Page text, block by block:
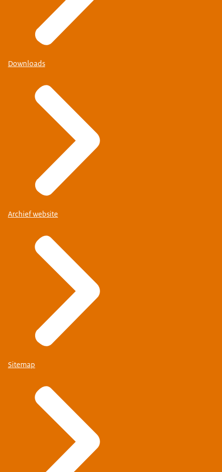
Downloads
Archief website
Sitemap